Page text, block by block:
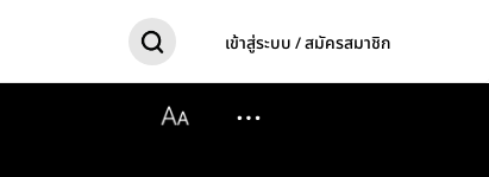
เข้าสู่ระบบ / สมัครสมาชิก